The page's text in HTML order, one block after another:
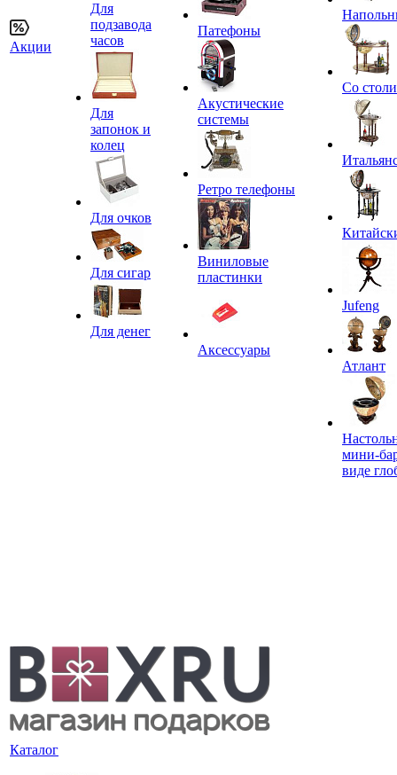
Акции
Для
подзавода
часов
Для
запонок и
колец
Для очков
Для сигар
Для денег
Патефоны
Акустические
системы
Ретро телефоны
Виниловые
пластинки
Аксессуары
Со
Jufeng
Атлант
мини-
виде
Каталог